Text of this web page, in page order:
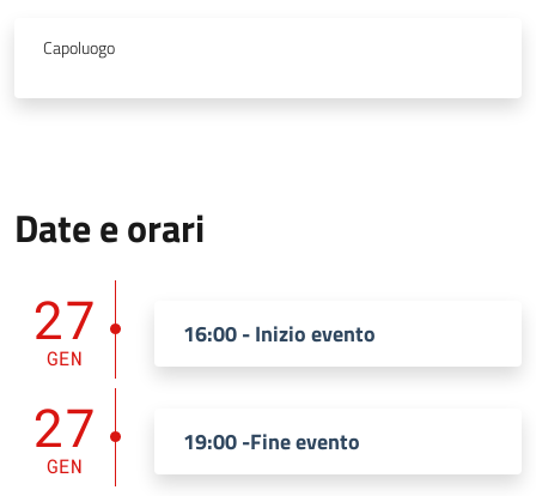
Capoluogo
Date e orari
27
GEN
16:00 - Inizio evento
27
GEN
19:00 -Fine evento